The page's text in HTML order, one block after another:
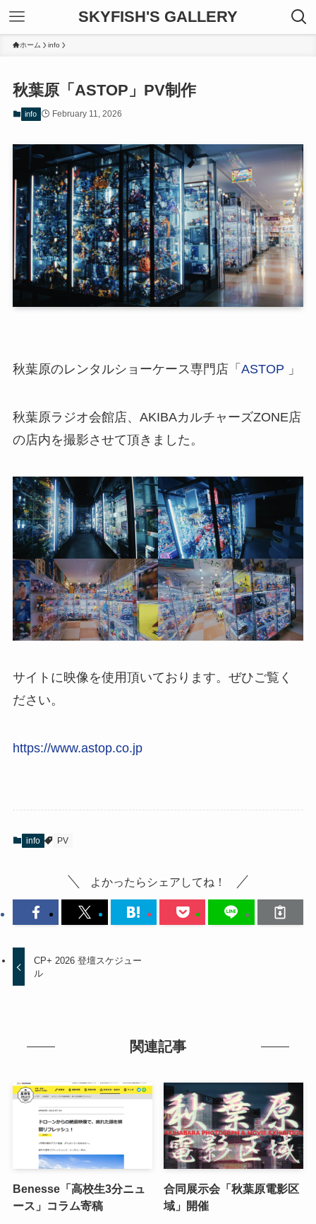
SKYFISH'S GALLERY
ホーム info
秋葉原「ASTOP」PV制作
info February 11, 2026
秋葉原のレンタルショーケース専門店「 ASTOP 」
秋葉原ラジオ会館店、AKIBAカルチャーズZONE店
の店内を撮影させて頂きました。
サイトに映像を使用頂いております。ぜひご覧く
ださい。
https://www.astop.co.jp
info PV
よかったらシェアしてね！
CP+ 2026 登壇スケジュー
ル
関連記事
Benesse「高校生3分ニュ
ース」コラム寄稿
合同展示会「秋葉原電影区
域」開催